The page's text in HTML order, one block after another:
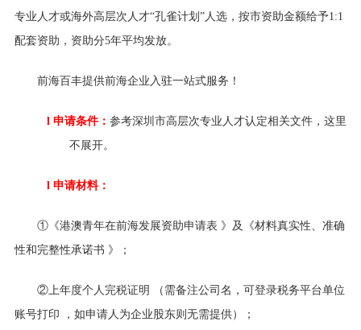
专业人才或海外高层次人才“孔雀计划”人选，按市资助金额给予1:1
配套资助，资助分5年平均发放。
前海百丰提供前海企业入驻一站式服务！
l 申请条件： 参考深圳市高层次专业人才认定相关文件，这里
不展开。
l 申请材料：
①《港澳青年在前海发展资助申请表 》及《材料真实性、准确
性和完整性承诺书 》；
②上年度个人完税证明
（需备注公司名，可登录税务平台单位
账号打印
，如申请人为企业股东则无需提供）；